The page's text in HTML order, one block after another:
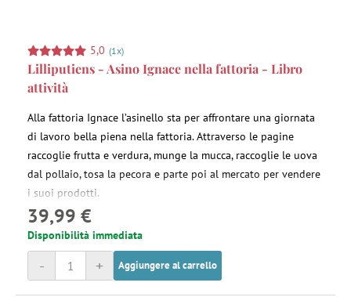
5,0 (1x)
Lilliputiens - Asino Ignace nella fattoria - Libro
attività
Alla fattoria Ignace l’asinello sta per affrontare una giornata
di lavoro bella piena nella fattoria. Attraverso le pagine
raccoglie frutta e verdura, munge la mucca, raccoglie le uova
dal pollaio, tosa la pecora e parte poi al mercato per vendere
i suoi prodotti.
39,99 €
Disponibilità immediata
+
- Aggiungere al carrello